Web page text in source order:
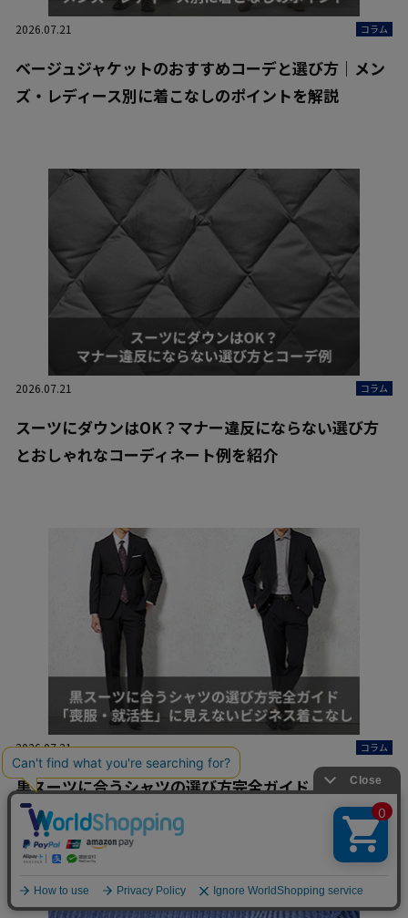
2026.07.21 コラム
ベージュジャケットのおすすめコーデと選び方｜メン
ズ・レディース別に着こなしのポイントを解説
2026.07.21 コラム
スーツにダウンはOK？マナー違反にならない選び方
とおしゃれなコーディネート例を紹介
2026.07.21 コラム
黒スーツに合うシャツの選び方完全ガイド｜「喪服・
就活生」に見えないビジネス着こなしを解説